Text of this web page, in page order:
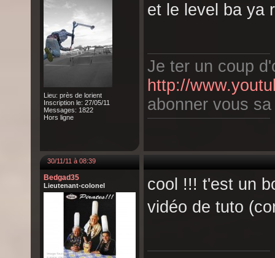
Lieu: près de lorient
Inscription le: 27/05/11
Messages: 1822
Hors ligne
et le level ba
Je ter un coup
http://
abonner vous
30/11/11 à 08:39
Bedgad35
Lieutenant-colonel
cool !!! t'est un
vidéo de tuto